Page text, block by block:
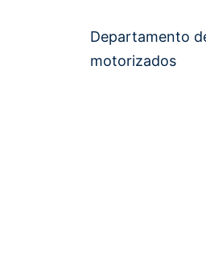
Departamento
motorizados